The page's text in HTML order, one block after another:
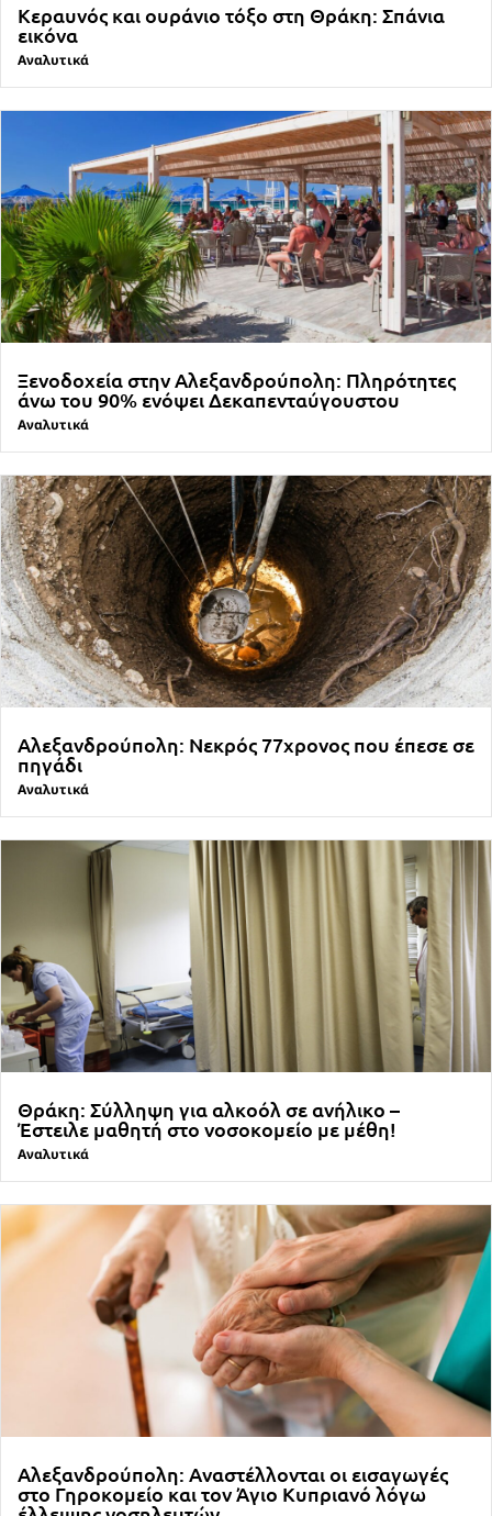
Κεραυνός και ουράνιο τόξο στη Θράκη: Σπάνια
εικόνα
Αναλυτικά
Ξενοδοχεία στην Αλεξανδρούπολη: Πληρότητες
άνω του 90% ενόψει Δεκαπενταύγουστου
Αναλυτικά
Αλεξανδρούπολη: Νεκρός 77χρονος που έπεσε σε
πηγάδι
Αναλυτικά
Θράκη: Σύλληψη για αλκοόλ σε ανήλικο –
Έστειλε μαθητή στο νοσοκομείο με μέθη!
Αναλυτικά
Αλεξανδρούπολη: Αναστέλλονται οι εισαγωγές
στο Γηροκομείο και τον Άγιο Κυπριανό λόγω